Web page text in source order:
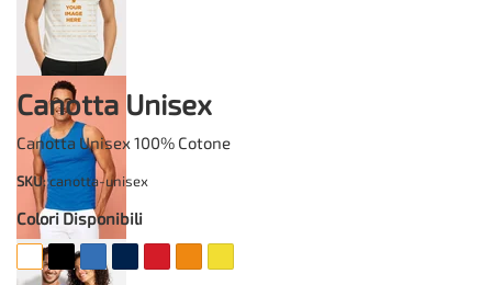
Canotta Unisex
Canotta Unisex 100% Cotone
SKU: canotta-unisex
Colori Disponibili